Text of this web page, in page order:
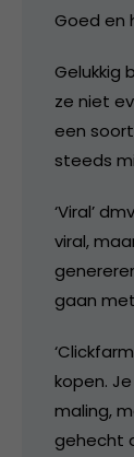
Goed en
Gelukkig
ze niet
een
steeds
‘Viral’
viral,
gaan
kopen.
maling,
gehecht